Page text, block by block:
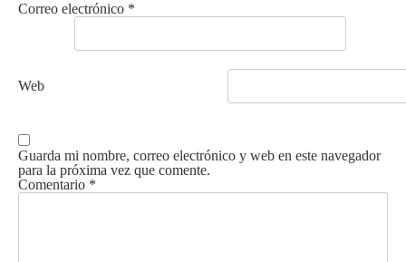
Correo electrónico *
Web
Guarda mi nombre, correo electrónico y web en este navegador
para la próxima vez que comente.
Comentario *